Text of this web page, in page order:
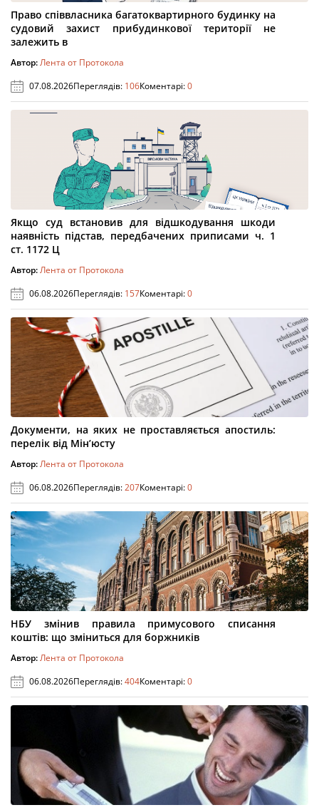
Право співвласника багатоквартирного будинку на
судовий захист прибудинкової території не
залежить в
Автор:Лента от Протокола
07.08.2026Переглядів: 106Коментарі:0
Якщо суд встановив для відшкодування шкоди
наявність підстав, передбачених приписами ч. 1
ст. 1172 Ц
Автор:Лента от Протокола
06.08.2026Переглядів: 157Коментарі:0
Документи, на яких не проставляється апостиль:
перелік від Мін’юсту
Автор:Лента от Протокола
06.08.2026Переглядів:207Коментарі:0
НБУ змінив правила примусового списання
коштів: що зміниться для боржників
Автор:Лента от Протокола
06.08.2026Переглядів:404Коментарі:0